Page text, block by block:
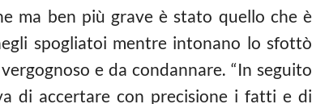
ma ben più grave è stato quello che è
spogliatoi mentre intonano lo sfottò
e da condannare. “In seguito
di accertare con precisione i fatti e di